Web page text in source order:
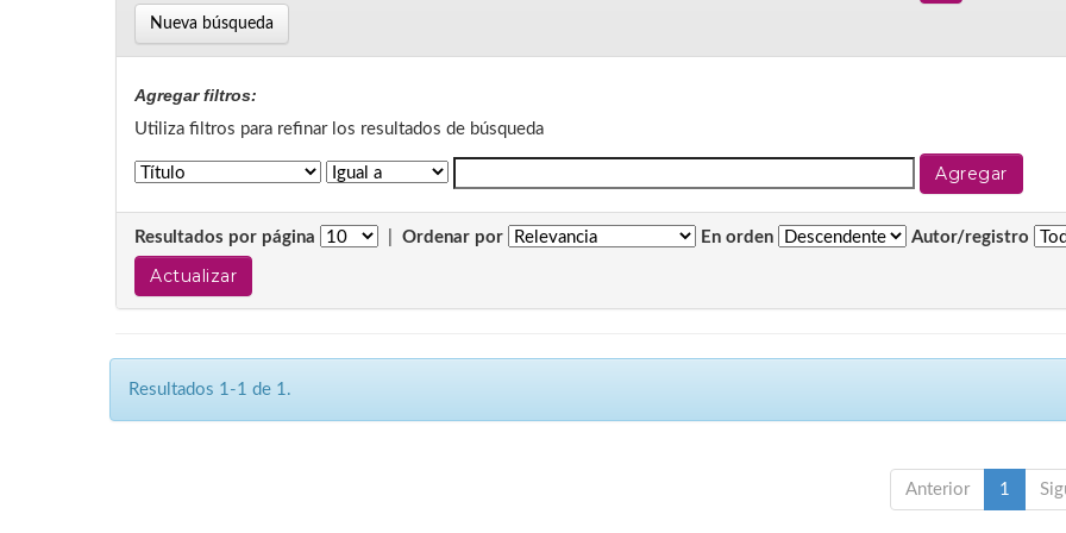
Nueva búsqueda
Agregar filtros:
Utiliza filtros para refinar los resultados de búsqueda
Resultados por página Ordenar por En orden Autor/registro
Resultados 1-1 de 1.
Anterior 1